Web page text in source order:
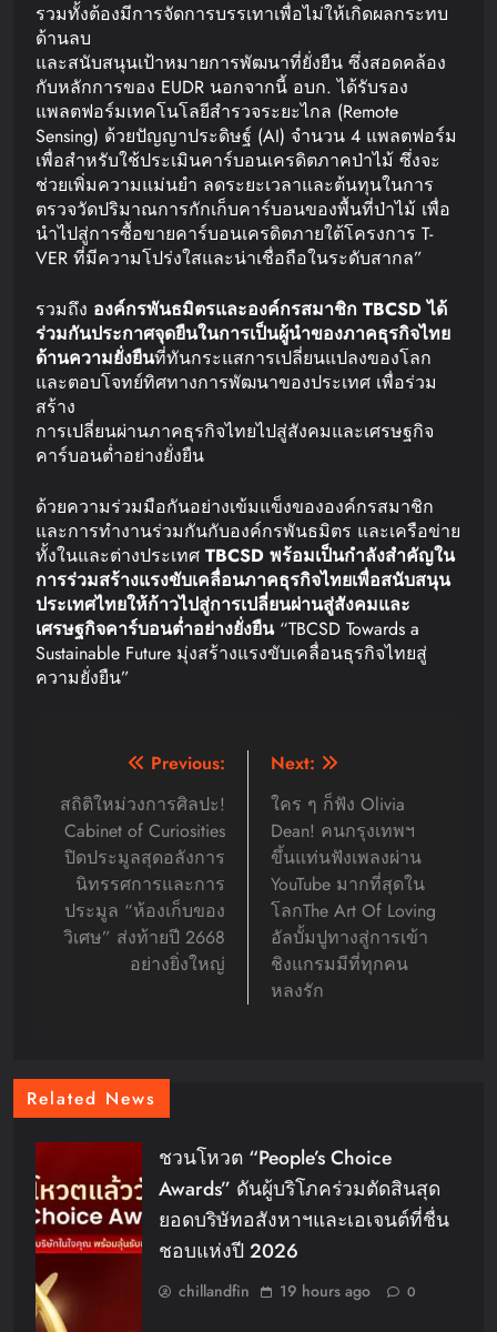
รวมทั้งต้องมีการจัดการบรรเทาเพื่อไม่ให้เกิดผลกระทบ
ด้านลบ
และสนับสนุนเป้าหมายการพัฒนาที่ยั่งยืน ซึ่งสอดคล้อง
กับหลักการของ EUDR นอกจากนี้ อบก. ได้รับรอง
แพลตฟอร์มเทคโนโลยีสำรวจระยะไกล (Remote
Sensing) ด้วยปัญญาประดิษฐ์ (AI) จำนวน 4 แพลตฟอร์ม
เพื่อสำหรับใช้ประเมินคาร์บอนเครดิตภาคป่าไม้ ซึ่งจะ
ช่วยเพิ่มความแม่นยำ ลดระยะเวลาและต้นทุนในการ
ตรวจวัดปริมาณการกักเก็บคาร์บอนของพื้นที่ป่าไม้ เพื่อ
นำไปสู่การซื้อขายคาร์บอนเครดิตภายใต้โครงการ T-
VER ที่มีความโปร่งใสและน่าเชื่อถือในระดับสากล”
รวมถึง องค์กรพันธมิตรและองค์กรสมาชิก TBCSDได้
ร่วมกันประกาศจุดยืนในการเป็นผู้นำของภาคธุรกิจไทย
ด้านความยั่งยืนที่ทันกระแสการเปลี่ยนแปลงของโลก
และตอบโจทย์ทิศทางการพัฒนาของประเทศ เพื่อร่วม
สร้าง
การเปลี่ยนผ่านภาคธุรกิจไทยไปสู่สังคมและเศรษฐกิจ
คาร์บอนต่ำอย่างยั่งยืน
ด้วยความร่วมมือกันอย่างเข้มแข็งขององค์กรสมาชิก
และการทำงานร่วมกันกับองค์กรพันธมิตร และเครือข่าย
ทั้งในและต่างประเทศ TBCSD พร้อมเป็นกำลังสำคัญใน
การร่วมสร้างแรงขับเคลื่อนภาคธุรกิจไทยเพื่อสนับสนุน
ประเทศไทยให้ก้าวไปสู่การเปลี่ยนผ่านสู่สังคมและ
เศรษฐกิจคาร์บอนต่ำอย่างยั่งยืน“TBCSD Towards a
Sustainable Future มุ่งสร้างแรงขับเคลื่อนธุรกิจไทยสู่
ความยั่งยืน”
navigation
Previous:
สถิติใหม่วงการศิลปะ!
Cabinet of Curiosities
ปิดประมูลสุดอลังการ
นิทรรศการและการ
ประมูล “ห้องเก็บของ
วิเศษ” ส่งท้ายปี 2668
อย่างยิ่งใหญ่
Next:
ใคร ๆ ก็ฟัง Olivia
Dean! คนกรุงเทพฯ
ขึ้นแท่นฟังเพลงผ่าน
YouTube มากที่สุดใน
โลกThe Art Of Loving
อัลบั้มปูทางสู่การเข้า
ชิงแกรมมีที่ทุกคน
หลงรัก
Related News
ชวนโหวต “People’s Choice
Awards” ดันผู้บริโภคร่วมตัดสินสุด
ยอดบริษัทอสังหาฯและเอเจนต์ที่ชื่น
ชอบแห่งปี 2026
chillandfin 19 hours ago 0